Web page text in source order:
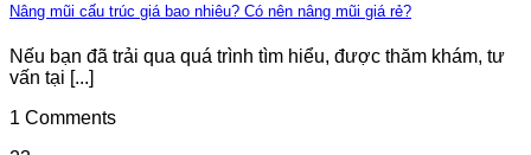
Nâng mũi cấu trúc giá bao nhiêu? Có nên nâng mũi giá rẻ?
Nếu bạn đã trải qua quá trình tìm hiểu, được thăm khám, tư
vấn tại [...]
1 Comments